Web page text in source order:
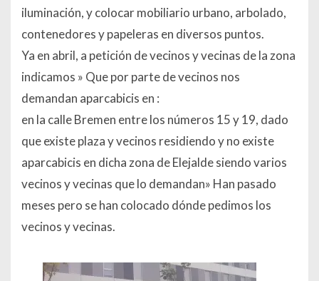
iluminación, y colocar mobiliario urbano, arbolado,
contenedores y papeleras en diversos puntos.
Ya en abril, a petición de vecinos y vecinas de la zona
indicamos » Que por parte de vecinos nos
demandan aparcabicis en :
en la calle Bremen entre los números 15 y 19, dado
que existe plaza y vecinos residiendo y no existe
aparcabicis en dicha zona de Elejalde siendo varios
vecinos y vecinas que lo demandan» Han pasado
meses pero se han colocado dónde pedimos los
vecinos y vecinas.